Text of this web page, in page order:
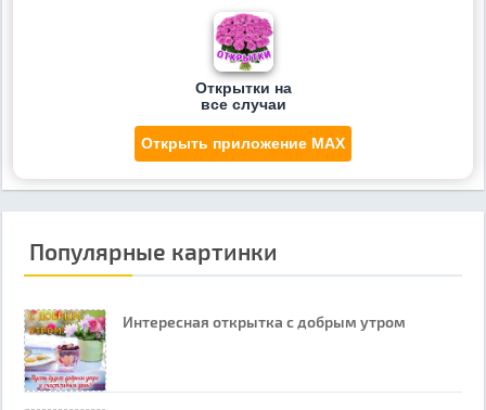
Открытки на
все случаи
Открыть приложение MAX
Популярные картинки
Интересная открытка с добрым утром